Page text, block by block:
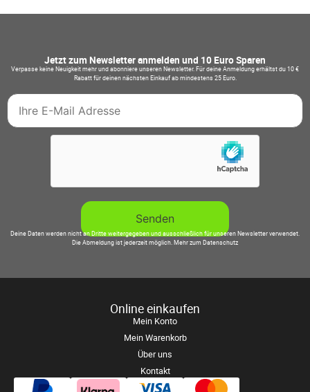
Jetzt zum Newsletter anmelden und 10 Euro Sparen
Verpasse keine Neuigkeit mehr und abonniere unseren Newsletter. Für deine Anmeldung erhältst du 10 €
Rabatt für deinen nächsten Einkauf ab mindestens 25 Euro.
Deine Daten werden nicht an Dritte weitergegeben und ausschließlich für unseren Newsletter verwendet.
Die Abmeldung ist jederzeit möglich.Mehr zum Datenschutz
Online einkaufen
Mein Konto
Mein Warenkorb
Über uns
Kontakt